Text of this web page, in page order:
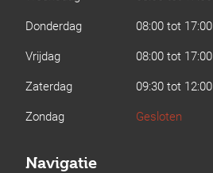
Donderdag
08:00 tot 17:00
Vrijdag
08:00 tot 17:00
Zaterdag
09:30 tot 12:00
Zondag
Gesloten
Navigatie